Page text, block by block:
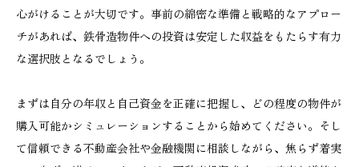
心がけることが大切です。事前の綿密な準備と戦略的なアプロー
チがあれば、鉄骨造物件への投資は安定した収益をもたらす有力
な選択肢となるでしょう。
まずは自分の年収と自己資金を正確に把握し、どの程度の物件が
購入可能かシミュレーションすることから始めてください。そし
て信頼できる不動産会社や金融機関に相談しながら、焦らず着実